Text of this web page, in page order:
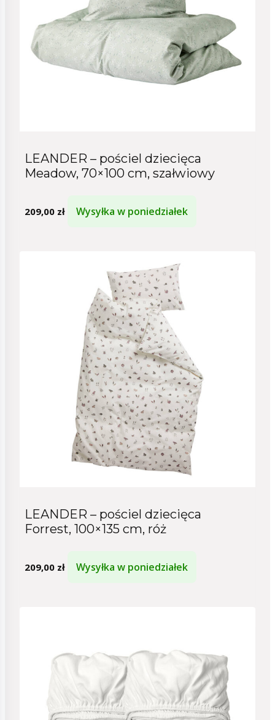
LEANDER – pościel dziecięca
Meadow, 70×100 cm, szałwiowy
209,00 zł Wysyłka w poniedziałek
LEANDER – pościel dziecięca
Forrest, 100×135 cm, róż
209,00 zł Wysyłka w poniedziałek